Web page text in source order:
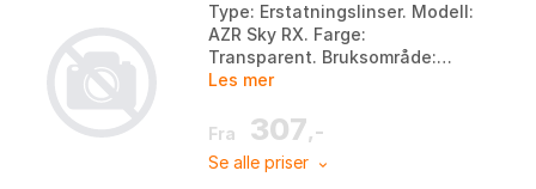
Type: Erstatningslinser. Modell:
AZR Sky RX. Farge:
Transparent. Bruksområde:
Forbedre visuell opplevelse,
hverdagsbruk. Farge:...
Les mer
Fra 307,-
Se alle priser